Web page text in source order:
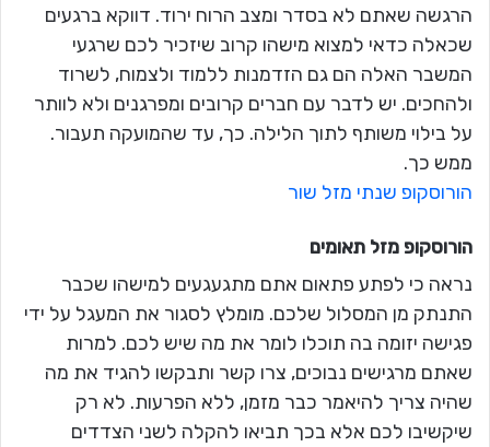
הרגשה שאתם לא בסדר ומצב הרוח ירוד. דווקא ברגעים
שכאלה כדאי למצוא מישהו קרוב שיזכיר לכם שרגעי
המשבר האלה הם גם הזדמנות ללמוד ולצמוח, לשרוד
ולהחכים. יש לדבר עם חברים קרובים ומפרגנים ולא לוותר
על בילוי משותף לתוך הלילה. כך, עד שהמועקה תעבור.
ממש כך.
הורוסקופ שנתי מזל שור
הורוסקופ מזל תאומים
נראה כי לפתע פתאום אתם מתגעגעים למישהו שכבר
התנתק מן המסלול שלכם. מומלץ לסגור את המעגל על ידי
פגישה יזומה בה תוכלו לומר את מה שיש לכם. למרות
שאתם מרגישים נבוכים, צרו קשר ותבקשו להגיד את מה
שהיה צריך להיאמר כבר מזמן, ללא הפרעות. לא רק
שיקשיבו לכם אלא בכך תביאו להקלה לשני הצדדים